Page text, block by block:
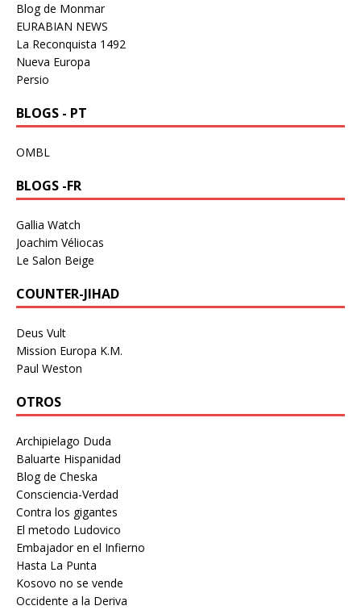
Blog de Monmar
EURABIAN NEWS
La Reconquista 1492
Nueva Europa
Persio
BLOGS - PT
OMBL
BLOGS -FR
Gallia Watch
Joachim Véliocas
Le Salon Beige
COUNTER-JIHAD
Deus Vult
Mission Europa K.M.
Paul Weston
OTROS
Archipielago Duda
Baluarte Hispanidad
Blog de Cheska
Consciencia-Verdad
Contra los gigantes
El metodo Ludovico
Embajador en el Infierno
Hasta La Punta
Kosovo no se vende
Occidente a la Deriva